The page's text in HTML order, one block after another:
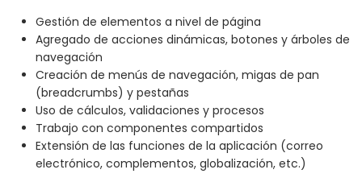
Gestión de elementos a nivel de página
Agregado de acciones dinámicas, botones y árboles de
navegación
Creación de menús de navegación, migas de pan
(breadcrumbs) y pestañas
Uso de cálculos, validaciones y procesos
Trabajo con componentes compartidos
Extensión de las funciones de la aplicación (correo
electrónico, complementos, globalización, etc.)